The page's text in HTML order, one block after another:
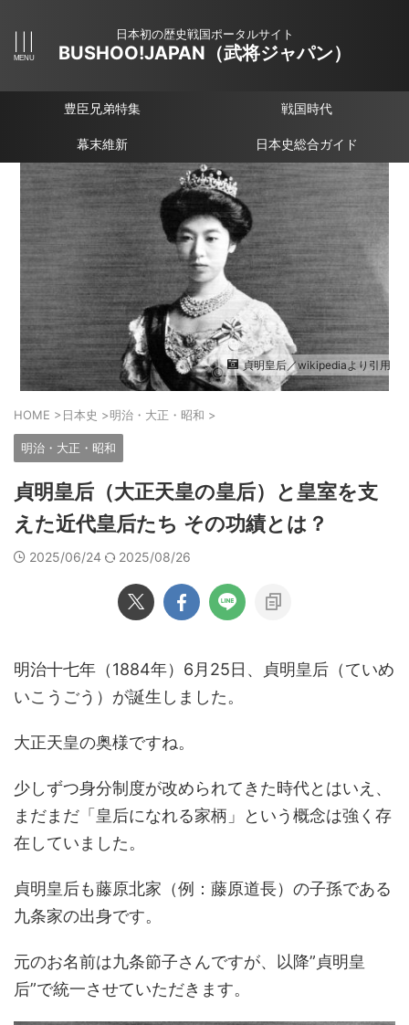
日本初の歴史戦国ポータルサイト
BUSHOO!JAPAN（武将ジャパン）
豊臣兄弟特集 戦国時代
幕末維新 日本史総合ガイド
貞明皇后／wikipediaより引用
HOME >日本史 >明治・大正・昭和 >
明治・大正・昭和
貞明皇后（大正天皇の皇后）と皇室を支
えた近代皇后たち その功績とは？
2025/06/24 2025/08/26
明治十七年（1884年）6月25日、貞明皇后（ていめ
いこうごう）が誕生しました。
大正天皇の奥様ですね。
少しずつ身分制度が改められてきた時代とはいえ、
まだまだ「皇后になれる家柄」という概念は強く存
在していました。
貞明皇后も藤原北家（例：藤原道長）の子孫である
九条家の出身です。
元のお名前は九条節子さんですが、以降”貞明皇
后”で統一させていただきます。